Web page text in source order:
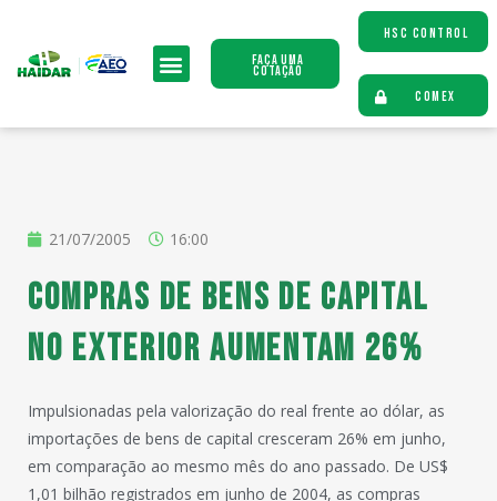
Faça uma
Cotação
HSC CONTROL
COMEX
21/07/2005 16:00
Compras de bens de capital
no exterior aumentam 26%
Impulsionadas pela valorização do real frente ao dólar, as
importações de bens de capital cresceram 26% em junho,
em comparação ao mesmo mês do ano passado. De US$
1,01 bilhão registrados em junho de 2004, as compras